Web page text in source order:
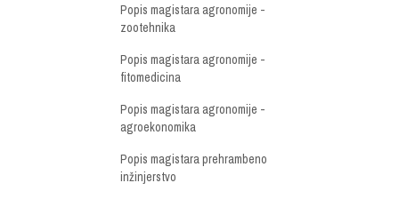
Popis magistara agronomije -
zootehnika
Popis magistara agronomije -
fitomedicina
Popis magistara agronomije -
agroekonomika
Popis magistara prehrambeno
inžinjerstvo